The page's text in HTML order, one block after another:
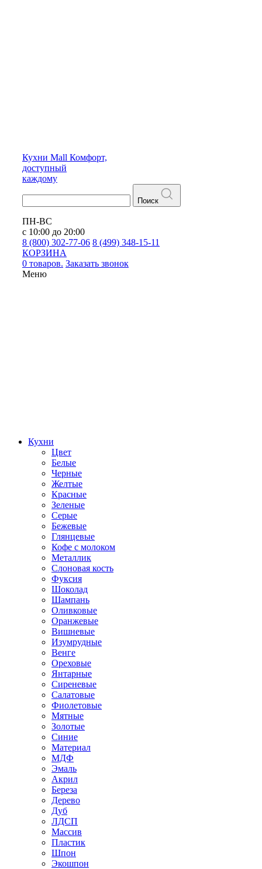
Кухни Mall Комфорт,
доступный
каждому
Поиск
ПН-ВС
с 10:00 до 20:00
8 (800) 302-77-06 8 (499) 348-15-11
КОРЗИНА
0 товаров. Заказать звонок
Меню
Кухни
Цвет
Белые
Черные
Желтые
Красные
Зеленые
Серые
Бежевые
Глянцевые
Кофе с молоком
Металлик
Слоновая кость
Фуксия
Шоколад
Шампань
Оливковые
Оранжевые
Вишневые
Изумрудные
Венге
Ореховые
Янтарные
Сиреневые
Салатовые
Фиолетовые
Мятные
Золотые
Синие
Материал
МДФ
Эмаль
Акрил
Береза
Дерево
Дуб
ЛДСП
Массив
Пластик
Шпон
Экошпон